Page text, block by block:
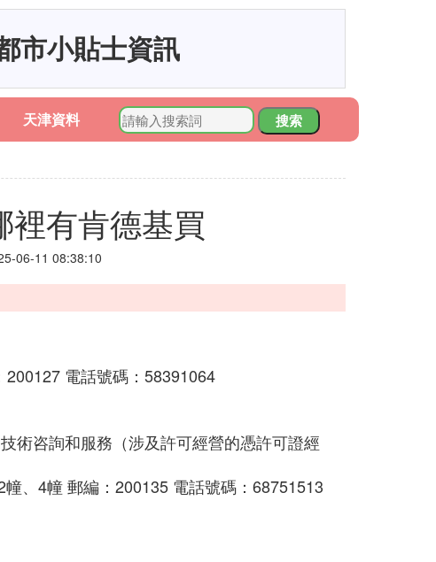
市小貼士資訊
天津資料
搜索
裡有肯德基買
06-11 08:38:10
電話號碼：58391064
術咨詢和服務（涉及許可經營的憑許可證經
、4幢 郵編：200135 電話號碼：68751513